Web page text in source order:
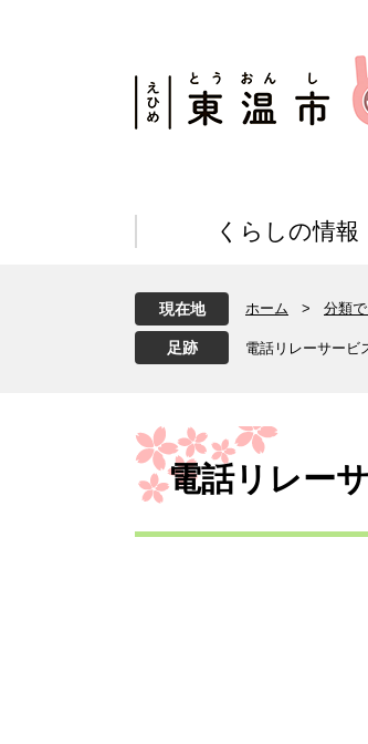
くらしの情報
現在地 ホーム > 分類
電話リレーサービ
本
文
電話リレー